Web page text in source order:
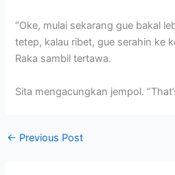
“Oke, mulai sekarang gue bakal
tetep, kalau ribet, gue serahin ke
Raka sambil tertawa.
Sita mengacungkan jempol.
← Previous Post